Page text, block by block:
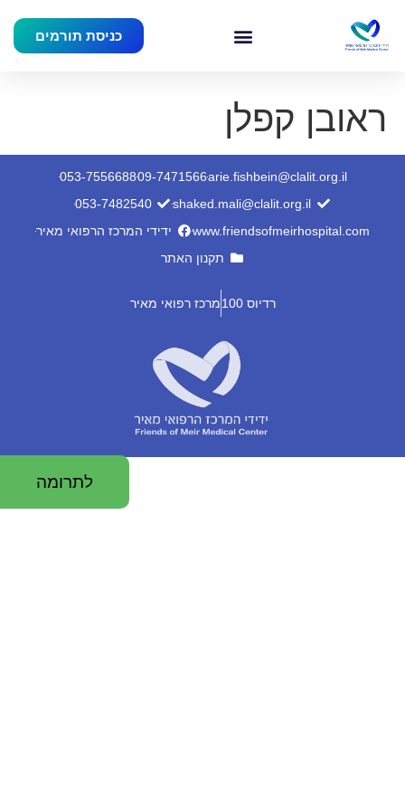
כניסת תורמים
לתרומה
ראובן קפלן
arie.fishbein@clalit.org.il
09-7471566
053-7556688
shaked.mali@clalit.org.il
053-7482540
www.friendsofmeirhospital.com
ידידי המרכז הרפואי מאיר
תקנון האתר
רדיוס 100 מרכז רפואי מאיר